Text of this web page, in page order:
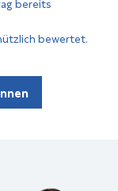
bewertet.